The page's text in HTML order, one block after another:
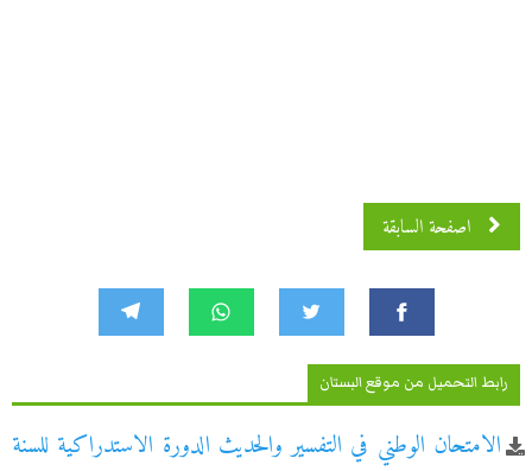
اصفحة السابقة
رابط التحميل من موقع البستان
الامتحان الوطني في التفسير والحديث الدورة الاستدراكية للسنة